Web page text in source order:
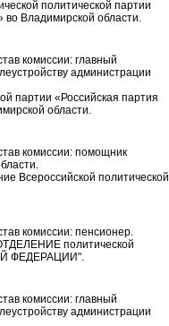
политической партии
Владимирской области.
комиссии: главный
администрации
партии «Российская партия
области.
комиссии: помощник
Всероссийской политической
комиссии: пенсионер.
политической
ФЕДЕРАЦИИ".
комиссии: главный
администрации